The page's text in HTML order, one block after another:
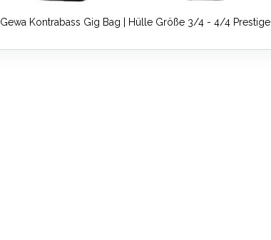
Gewa Kontrabass Gig Bag | Hülle Größe 3/4 - 4/4 Prestige